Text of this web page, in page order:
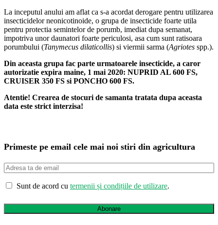
La inceputul anului am aflat ca s-a acordat derogare pentru utilizarea
insecticidelor neonicotinoide, o grupa de insecticide foarte utila
pentru protectia semintelor de porumb, imediat dupa semanat,
impotriva unor daunatori foarte periculosi, asa cum sunt ratisoara
porumbului (Tanymecus dilaticollis) si viermii sarma (Agriotes spp.).
Din aceasta grupa fac parte urmatoarele insecticide, a caror
autorizatie expira maine, 1 mai 2020: NUPRID AL 600 FS,
CRUISER 350 FS si PONCHO 600 FS.
Atentie! Crearea de stocuri de samanta tratata dupa aceasta
data este strict interzisa!
Primeste pe email cele mai noi stiri din agricultura
Sunt de acord cu termenii și condițiile de utilizare.
Abonare